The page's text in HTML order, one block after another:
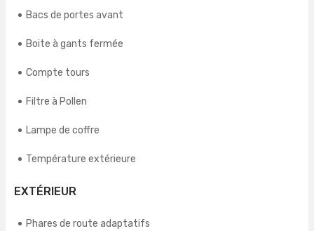
Bacs de portes avant
Boite à gants fermée
Compte tours
Filtre à Pollen
Lampe de coffre
Température extérieure
EXTÉRIEUR
Phares de route adaptatifs